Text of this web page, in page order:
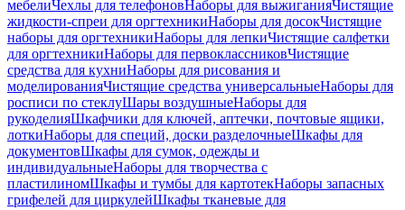
мебелиЧехлы для телефоновНаборы для выжиганияЧистящие
жидкости-спреи для оргтехникиНаборы для досокЧистящие
наборы для оргтехникиНаборы для лепкиЧистящие салфетки
для оргтехникиНаборы для первоклассниковЧистящие
средства для кухниНаборы для рисования и
моделированияЧистящие средства универсальныеНаборы для
росписи по стеклуШары воздушныеНаборы для
рукоделияШкафчики для ключей, аптечки, почтовые ящики,
лоткиНаборы для специй, доски разделочныеШкафы для
документовШкафы для сумок, одежды и
индивидуальныеНаборы для творчества с
пластилиномШкафы и тумбы для картотекНаборы запасных
грифелей для циркулейШкафы тканевые для